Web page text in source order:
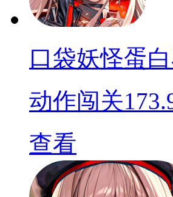
口袋妖怪蛋
动作闯关
查看